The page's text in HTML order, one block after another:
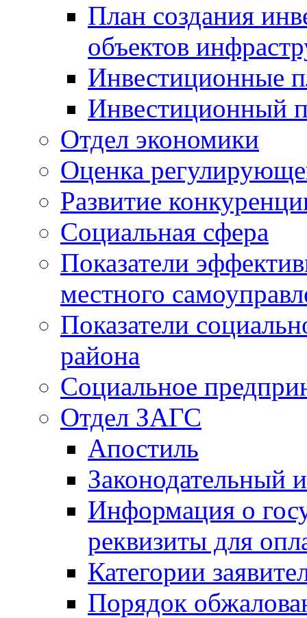
План создания
объектов
Инвестиционные
Инвестиционный
Отдел экономики
Оценка
Развитие
Социальная сфера
Показатели
местного
Показатели
района
Социальное
Отдел ЗАГС
Апостиль
Законодательный
Информация о
реквизиты для
Категории
Порядок